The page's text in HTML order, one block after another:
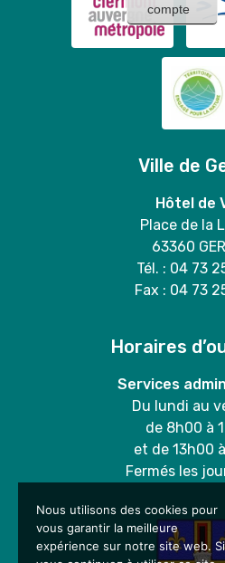
compte
Ville de
Hôtel de
Place de la
63360
Tél. : 04 73
Fax : 04 73
Horaires
Services
Du lundi au
de 8h00 à
et de 13h00
Fermés les
Nous utilisons des cookies pour
vous garantir la meilleure
expérience sur notre site web. Si